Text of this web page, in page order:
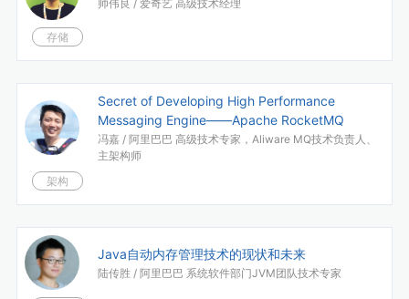
帅伟良 / 爱奇艺 高级技术经理
存储
Secret of Developing High Performance
Messaging Engine——Apache RocketMQ
冯嘉 / 阿里巴巴 高级技术专家，Aliware MQ技术负责人、
主架构师
架构
Java自动内存管理技术的现状和未来
陆传胜 / 阿里巴巴 系统软件部门JVM团队技术专家